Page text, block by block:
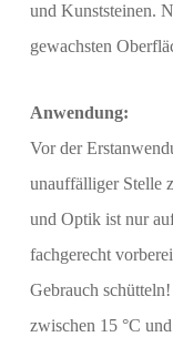
und Kunststeinen.
gewachsten
Anwendung:
Vor der
unauffälliger Stelle
und Optik ist nur
fachgerecht
Gebrauch
zwischen 15 °C